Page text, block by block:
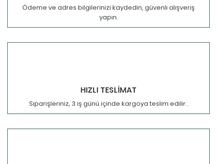
Ödeme ve adres bilgilerinizi kaydedin, güvenli alışveriş
yapın.
HIZLI TESLİMAT
Siparişleriniz, 3 iş günü içinde kargoya teslim edilir..